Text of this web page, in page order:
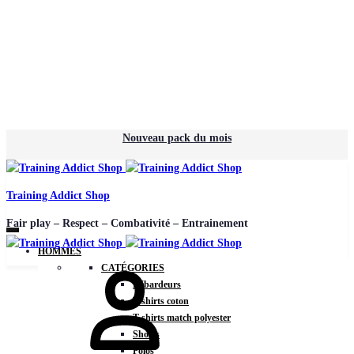
Nouveau pack du mois
Training Addict Shop
Fair play – Respect – Combativité – Entrainement
HOMMES
CATÉGORIES
Débardeurs
T-shirts coton
T-shirts match polyester
Shorts
Polos